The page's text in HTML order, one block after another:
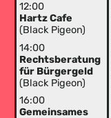
12:00
Hartz Cafe
(Black Pigeon)
14:00
Rechtsberatung
für Bürgergeld
(Black Pigeon)
16:00
Gemeinsames